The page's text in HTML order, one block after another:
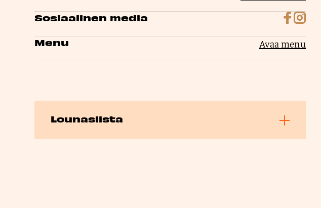
t
u
Sosiaalinen media
Menu Avaa menu
Lounaslista